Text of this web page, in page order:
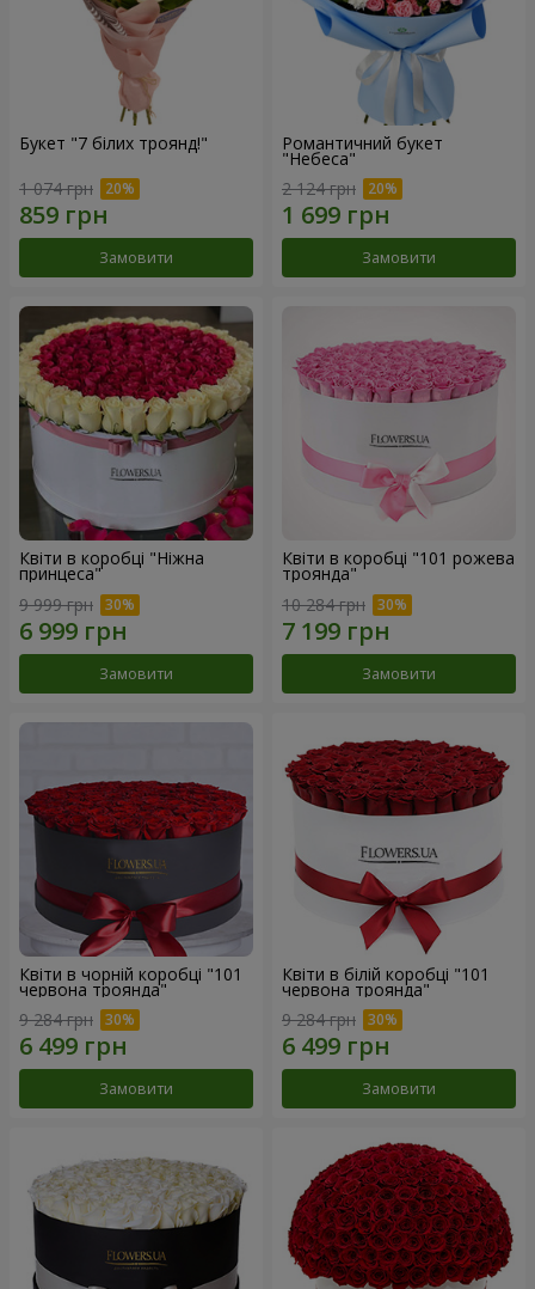
Букет "7 білих троянд!"
1 074 грн
Замовити
Романтичний букет
"Небеса"
2 124 грн
Замовити
Квіти в коробці "Ніжна
принцеса"
9 999 грн
Замовити
Квіти в коробці "101 рожева
троянда"
10 284 грн
Замовити
Квіти в чорній коробці "101
червона троянда"
9 284 грн
Замовити
Квіти в білій коробці "101
червона троянда"
9 284 грн
Замовити